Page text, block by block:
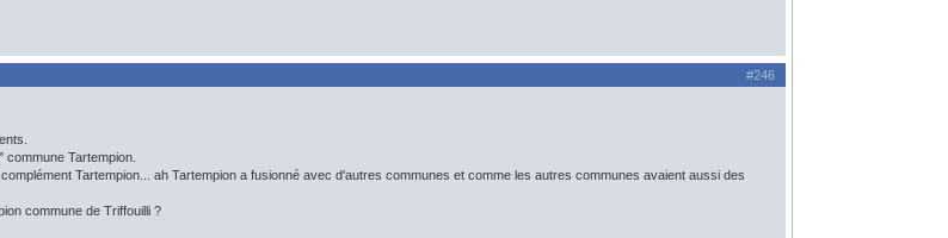
#246
Tartempion.
Tartempion... ah Tartempion a fusionné avec d'autres communes et comme les autres communes avaient aussi des
commune de Triffouilli ?